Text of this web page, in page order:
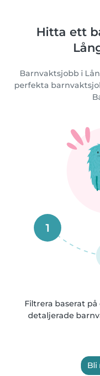
Hitta ett
Barnvaktsjobb i
perfekta
1
Filtrera baserat
detaljerade
Bli